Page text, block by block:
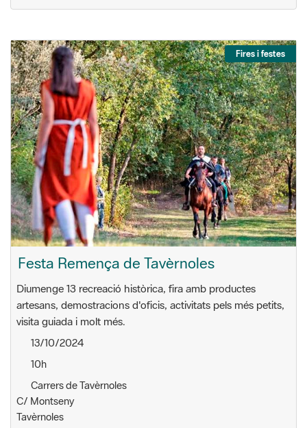
Fires i festes
Festa Remença de Tavèrnoles
Diumenge 13 recreació històrica, fira amb productes
artesans, demostracions d'oficis, activitats pels més petits,
visita guiada i molt més.
13/10/2024
10h
Carrers de Tavèrnoles
C/ Montseny
Tavèrnoles